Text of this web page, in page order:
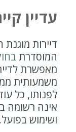
עדיין
דיירות מוגנת
המוסדרת
מאפשרת
משמעותית
לפנותו, כל
אינה רשומה
ושימוש בפועל.